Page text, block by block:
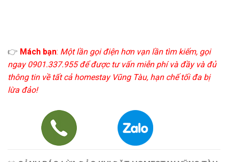
👉 Mách bạn: Một lần gọi điện hơn vạn lần tìm kiếm, gọi
ngay 0901.337.955 để được tư vấn miễn phí và đầy và đủ
thông tin về tất cả homestay Vũng Tàu, hạn chế tối đa bị
lừa đảo!